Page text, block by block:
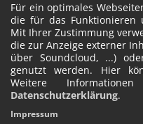
Für ein optimales
die für das Funktionieren
Mit Ihrer Zustimmung
die zur Anzeige externer
über Soundcloud, ...)
genutzt werden. Hier
Weitere
Datenschutzerklärung.
Impressum